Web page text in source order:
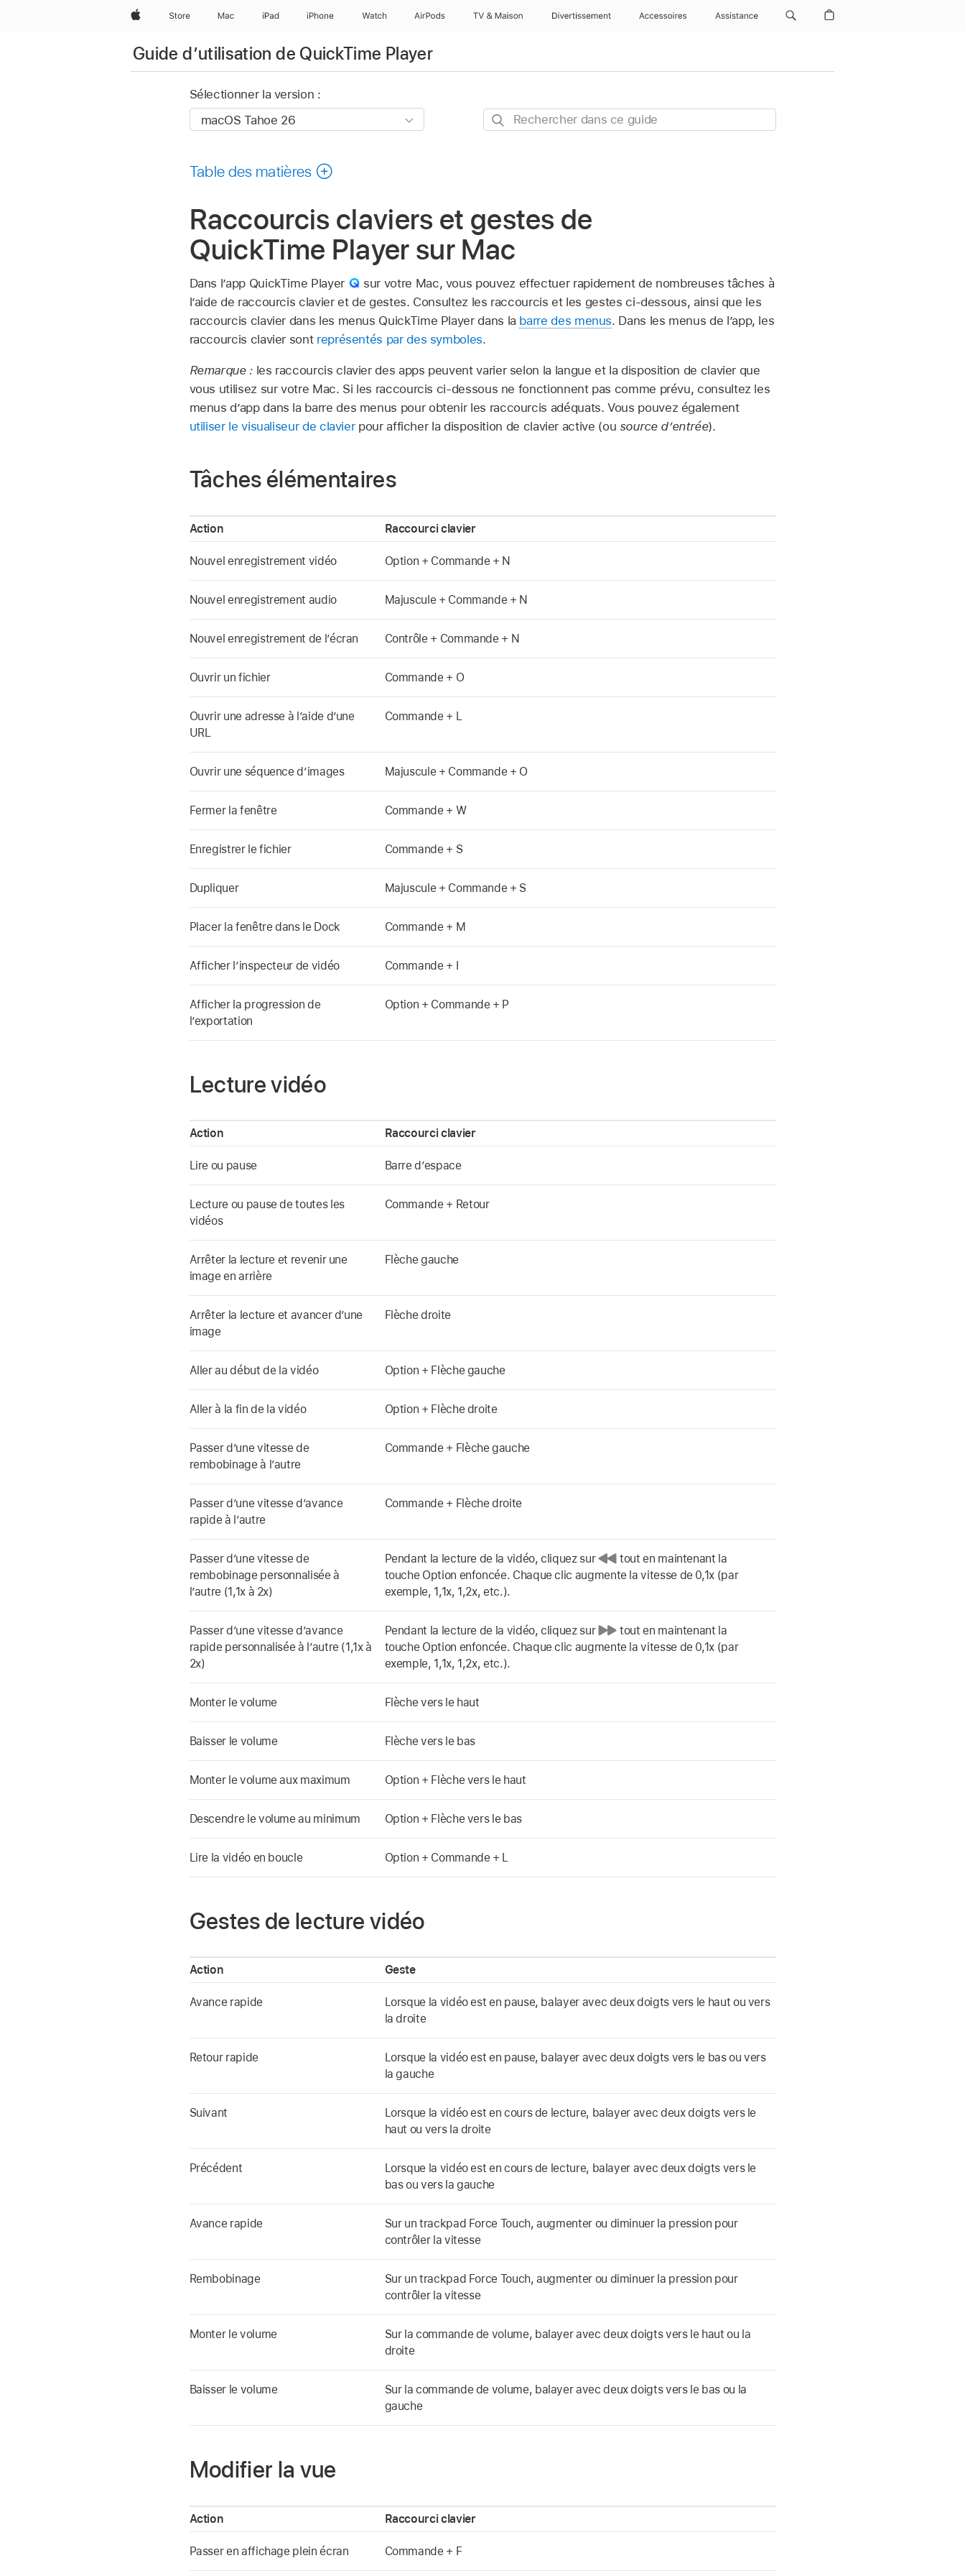
AppleStore Mac iPad iPhone Watch AirPods TV & Maison Divertissements Accessoires Assistance
Guide dʼutilisation de QuickTime Player
Sélectionner la version :
Rechercher
Table des matières
Raccourcis claviers et gestes de
QuickTime Player sur Mac
Dans l’app QuickTime Player
sur votre Mac, vous pouvez effectuer rapidement de nombreuses tâches à
l’aide de raccourcis clavier et de gestes. Consultez les raccourcis et les gestes ci-dessous, ainsi que les
raccourcis clavier dans les menus QuickTime Player dans la barre des menus. Dans les menus de l’app, les
raccourcis clavier sont représentés par des symboles.
Remarque : les raccourcis clavier des apps peuvent varier selon la langue et la disposition de clavier que
vous utilisez sur votre Mac. Si les raccourcis ci-dessous ne fonctionnent pas comme prévu, consultez les
menus d’app dans la barre des menus pour obtenir les raccourcis adéquats. Vous pouvez également
utiliser le visualiseur de clavierpour afficher la disposition de clavier active (ou source d’entrée).
Tâches élémentaires
Action Raccourci clavier
Nouvel enregistrement vidéo Option + Commande + N
Nouvel enregistrement audio Majuscule + Commande + N
Nouvel enregistrement de l’écran Contrôle + Commande + N
Ouvrir un fichier Commande + O
Ouvrir une adresse à l’aide d’une
URL
Commande + L
Ouvrir une séquence d’images Majuscule + Commande + O
Fermer la fenêtre Commande + W
Enregistrer le fichier Commande + S
Dupliquer Majuscule + Commande + S
Placer la fenêtre dans le Dock Commande + M
Afficher l’inspecteur de vidéo Commande + I
Afficher la progression de
l’exportation
Option + Commande + P
Lecture vidéo
Action Raccourci clavier
Lire ou pause Barre d’espace
Lecture ou pause de toutes les
vidéos
Commande + Retour
Arrêter la lecture et revenir une
image en arrière
Flèche gauche
Arrêter la lecture et avancer d’une
image
Flèche droite
Aller au début de la vidéo Option + Flèche gauche
Aller à la fin de la vidéo Option + Flèche droite
Passer d’une vitesse de
rembobinage à l’autre
Commande + Flèche gauche
Passer d’une vitesse d’avance
rapide à l’autre
Commande + Flèche droite
Passer d’une vitesse de
rembobinage personnalisée à
l’autre (1,1x à 2x)
Pendant la lecture de la vidéo, cliquez sur
tout en maintenant la
touche Option enfoncée. Chaque clic augmente la vitesse de 0,1x (par
exemple, 1,1x, 1,2x, etc.).
Passer d’une vitesse d’avance
rapide personnalisée à l’autre (1,1x à
2x)
Pendant la lecture de la vidéo, cliquez sur
tout en maintenant la
touche Option enfoncée. Chaque clic augmente la vitesse de 0,1x (par
exemple, 1,1x, 1,2x, etc.).
Monter le volume Flèche vers le haut
Baisser le volume Flèche vers le bas
Monter le volume aux maximum Option + Flèche vers le haut
Descendre le volume au minimum Option + Flèche vers le bas
Lire la vidéo en boucle Option + Commande + L
Gestes de lecture vidéo
Action Geste
Avance rapide
Lorsque la vidéo est en pause, balayer avec deux doigts vers le haut ou vers
la droite
Retour rapide
Lorsque la vidéo est en pause, balayer avec deux doigts vers le bas ou vers
la gauche
Suivant
Lorsque la vidéo est en cours de lecture, balayer avec deux doigts vers le
haut ou vers la droite
Précédent
Lorsque la vidéo est en cours de lecture, balayer avec deux doigts vers le
bas ou vers la gauche
Avance rapide
Sur un trackpad Force Touch, augmenter ou diminuer la pression pour
contrôler la vitesse
Rembobinage
Sur un trackpad Force Touch, augmenter ou diminuer la pression pour
contrôler la vitesse
Monter le volume
Sur la commande de volume, balayer avec deux doigts vers le haut ou la
droite
Baisser le volume
Sur la commande de volume, balayer avec deux doigts vers le bas ou la
gauche
Modifier la vue
Action Raccourci clavier
Passer en affichage plein écran Commande + F